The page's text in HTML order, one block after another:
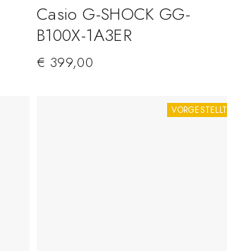
Casio G-SHOCK GG-
B100X-1A3ER
€ 399,00
VORGESTELLT